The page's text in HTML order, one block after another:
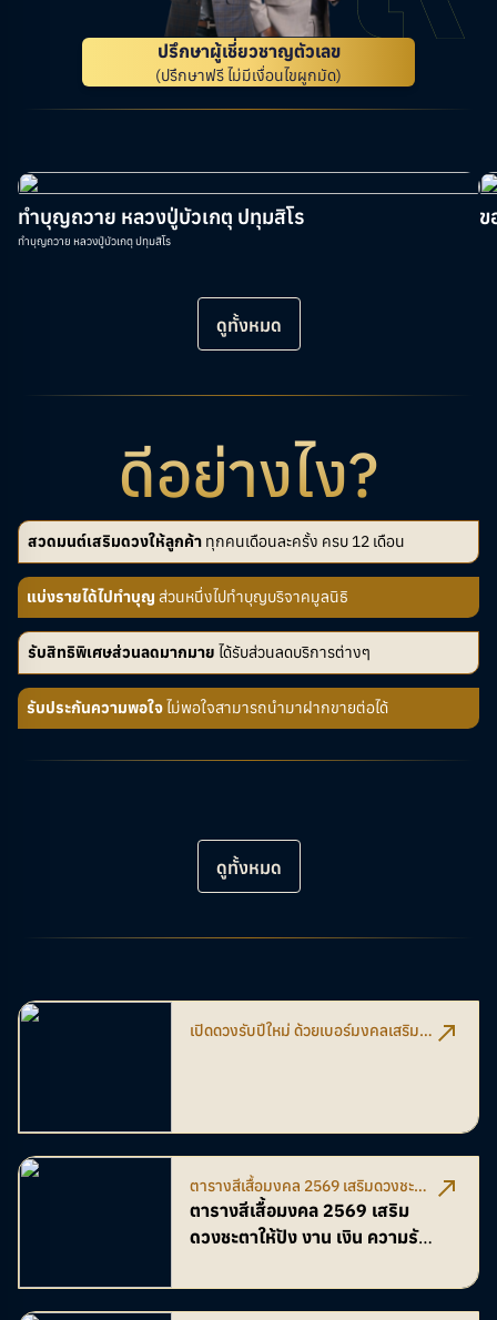
ปรึกษาผู้เชี่ยวชาญตัวเลข
(ปรึกษาฟรี ไม่มีเงื่อนไขผูกมัด)
ทำบุญถวาย หลวงปู่บัวเกตุ ปทุมสิโร
ทำบุญถวาย หลวงปู่บัวเกตุ ปทุมสิโร
ข
ดูทั้งหมด
ดีอย่างไง?
สวดมนต์เสริมดวงให้ลูกค้า ทุกคนเดือนละครั้ง ครบ 12 เดือน
แบ่งรายได้ไปทำบุญ ส่วนหนึ่งไปทำบุญบริจาคมูลนิธิ
รับสิทธิพิเศษส่วนลดมากมาย ได้รับส่วนลดบริการต่างๆ
รับประกันความพอใจไม่พอใจสามารถนำมาฝากขายต่อได้
ดูทั้งหมด
เปิดดวงรับปีใหม่ ด้วยเบอร์มงคลเสริม
ตารางสีเสื้อมงคล 2569 เสริมดวงชะตา
ให้ปัง งาน เงิน ความรัก ตลอดปี
ตารางสีเสื้อมงคล 2569 เสริม
ดวงชะตาให้ปัง งาน เงิน ความรัก